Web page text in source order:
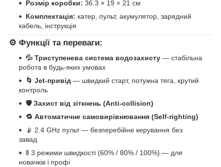
Розмір коробки: 36.3 × 19 × 21 см
Комплектація: катер, пульт, акумулятор, зарядний
кабель, інструкція
⚙️ Функції та переваги:
💦 Триступенева система водозахисту — стабільна
робота в будь-яких умовах
🌀 Jet-привід — швидкий старт, потужна тяга, крутий
контроль
🛡 Захист від зіткнень (Anti-collision)
🔁 Автоматичне самовирівнювання (Self-righting)
📡 2.4 GHz пульт — безперебійне керування без
завад
🚦 3 режими швидкості (60% / 80% / 100%) — для
новачків і профі